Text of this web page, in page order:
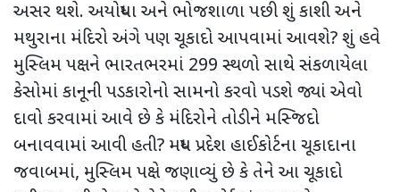
અસર થશે. અયોધ્યા અને ભોજશાળા પછીશું કાશી અને
મથુરાના મંદિરો અંગે પણ ચૂકાદો આપવામાં આવશે?શું હવે
મુસ્લિમ પક્ષને ભારતભરમાં 299 સ્થળો સાથે સંકળાયેલા
કેસોમાં કાનૂની પડકારોનો સામનો કરવો પડશે જ્યાં એવો
દાવો કરવામાં આવે છે કે મંદિરોને તોડીને મસ્જિદો
બનાવવામાં આવી હતી? મધ્ય પ્રદેશ હાઈકોર્ટના ચૂકાદાના
જવાબમાં, મુસ્લિમ પક્ષે જણાવ્યું છે કે તેને આ ચૂકાદો